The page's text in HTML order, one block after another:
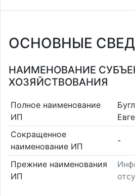
ОСНОВНЫЕ
НАИМЕНОВАНИЕ
ХОЗЯЙСТВОВАНИЯ
Полное наименование
ИП
Сокращенное
наименование ИП
-
Прежние наименования
ИП